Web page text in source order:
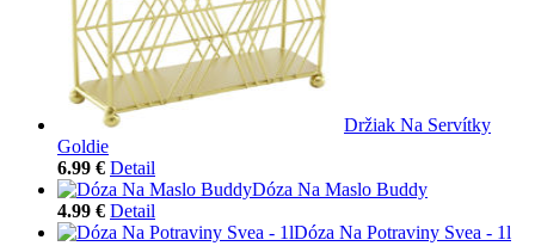
Držiak Na Servítky
Goldie
6.99 € Detail
Dóza Na Maslo Buddy
4.99 € Detail
Dóza Na Potraviny Svea - 1l